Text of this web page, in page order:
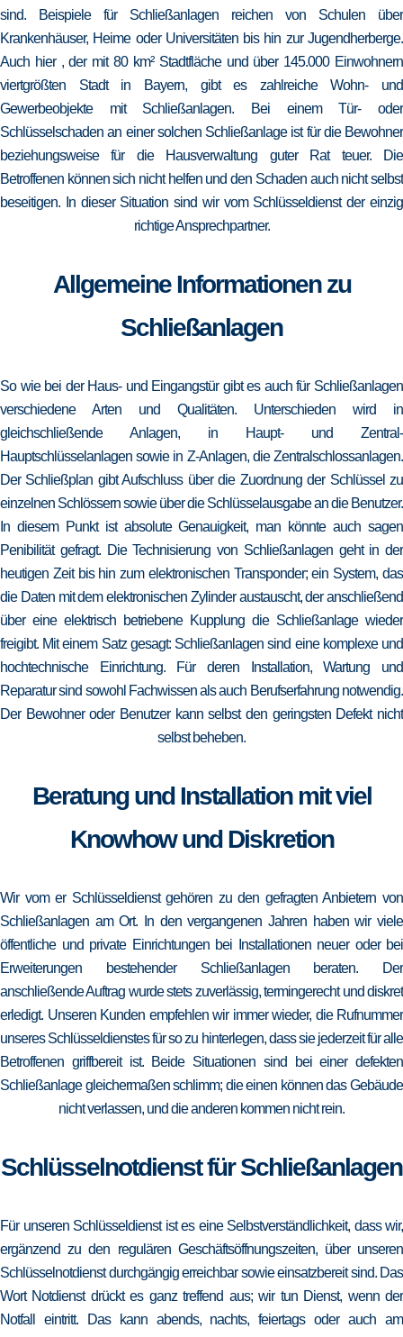
sind. Beispiele für Schließanlagen reichen von Schulen über
Krankenhäuser, Heime oder Universitäten bis hin zur Jugendherberge.
Auch hier , der mit 80 km² Stadtfläche und über 145.000 Einwohnern
viertgrößten Stadt in Bayern, gibt es zahlreiche Wohn- und
Gewerbeobjekte mit Schließanlagen. Bei einem Tür- oder
Schlüsselschaden an einer solchen Schließanlage ist für die Bewohner
beziehungsweise für die Hausverwaltung guter Rat teuer. Die
Betroffenen können sich nicht helfen und den Schaden auch nicht selbst
beseitigen. In dieser Situation sind wir vom Schlüsseldienst der einzig
richtige Ansprechpartner.
Allgemeine Informationen zu
Schließanlagen
So wie bei der Haus- und Eingangstür gibt es auch für Schließanlagen
verschiedene Arten und Qualitäten. Unterschieden wird in
gleichschließende Anlagen, in Haupt- und Zentral-
Hauptschlüsselanlagen sowie in Z-Anlagen, die Zentralschlossanlagen.
Der Schließplan gibt Aufschluss über die Zuordnung der Schlüssel zu
einzelnen Schlössern sowie über die Schlüsselausgabe an die Benutzer.
In diesem Punkt ist absolute Genauigkeit, man könnte auch sagen
Penibilität gefragt. Die Technisierung von Schließanlagen geht in der
heutigen Zeit bis hin zum elektronischen Transponder; ein System, das
die Daten mit dem elektronischen Zylinder austauscht, der anschließend
über eine elektrisch betriebene Kupplung die Schließanlage wieder
freigibt. Mit einem Satz gesagt: Schließanlagen sind eine komplexe und
hochtechnische Einrichtung. Für deren Installation, Wartung und
Reparatur sind sowohl Fachwissen als auch Berufserfahrung notwendig.
Der Bewohner oder Benutzer kann selbst den geringsten Defekt nicht
selbst beheben.
Beratung und Installation mit viel
Knowhow und Diskretion
Wir vom er Schlüsseldienst gehören zu den gefragten Anbietern von
Schließanlagen am Ort. In den vergangenen Jahren haben wir viele
öffentliche und private Einrichtungen bei Installationen neuer oder bei
Erweiterungen bestehender Schließanlagen beraten. Der
anschließende Auftrag wurde stets zuverlässig, termingerecht und diskret
erledigt. Unseren Kunden empfehlen wir immer wieder, die Rufnummer
unseres Schlüsseldienstes für so zu hinterlegen, dass sie jederzeit für alle
Betroffenen griffbereit ist. Beide Situationen sind bei einer defekten
Schließanlage gleichermaßen schlimm; die einen können das Gebäude
nicht verlassen, und die anderen kommen nicht rein.
Schlüsselnotdienst für Schließanlagen
Für unseren Schlüsseldienst ist es eine Selbstverständlichkeit, dass wir,
ergänzend zu den regulären Geschäftsöffnungszeiten, über unseren
Schlüsselnotdienst durchgängig erreichbar sowie einsatzbereit sind. Das
Wort Notdienst drückt es ganz treffend aus; wir tun Dienst, wenn der
Notfall eintritt. Das kann abends, nachts, feiertags oder auch am